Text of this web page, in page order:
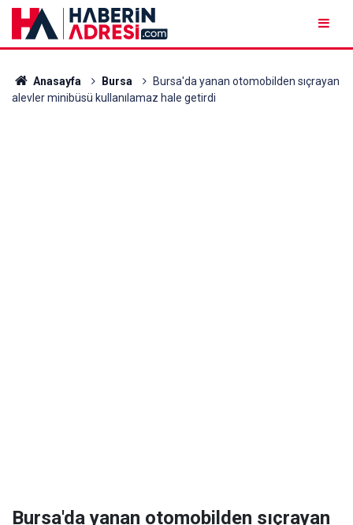
Anasayfa Bursa
Bursa'da yanan otomobilden sıçrayan
alevler minibüsü kullanılamaz hale getirdi
Bursa'da yanan otomobilden sıçrayan